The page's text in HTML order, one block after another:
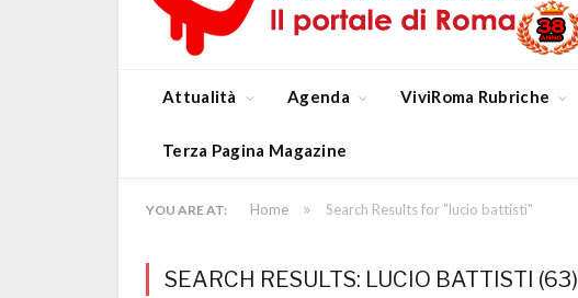
Attualità Agenda ViviRoma Rubriche
Terza Pagina Magazine
YOU ARE AT: Home » Search Results for "lucio battisti"
SEARCH RESULTS: LUCIO BATTISTI (63)